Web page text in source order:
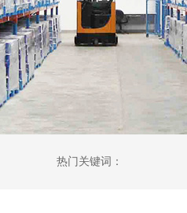
热门关键词：